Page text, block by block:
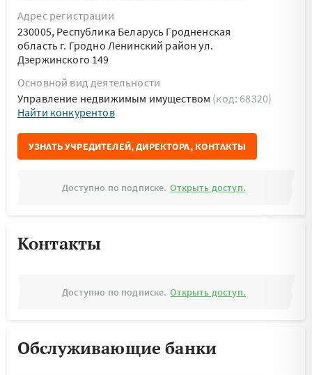
Адрес регистрации
230005, Республика Беларусь Гродненская
область г. Гродно Ленинский район ул.
Дзержинского 149
Основной вид деятельности
Управление недвижимым имуществом (код: 68320)
Найти конкурентов
УЗНАТЬ УЧРЕДИТЕЛЕЙ, ДИРЕКТОРА, КОНТАКТЫ
Доступно по подписке. Открыть доступ.
Контакты
Доступно по подписке. Открыть доступ.
Обслуживающие банки